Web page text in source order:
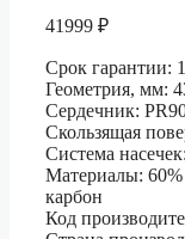
41999 ₽
Срок гарантии:
Геометрия, мм:
Сердечник:
Скользящая
Система
Материалы: 60%
карбон
Код